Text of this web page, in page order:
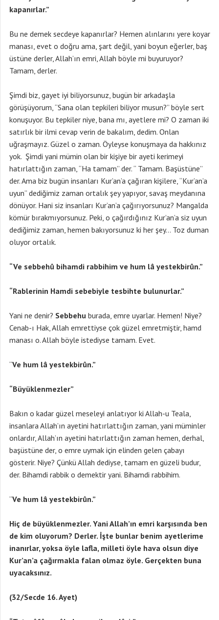
kapanırlar.”
Bu ne demek secdeye kapanırlar? Hemen alınlarını yere koyar
manası, evet o doğru ama, şart değil, yani boyun eğerler, baş
üstüne derler, Allah’ın emri, Allah böyle mi buyuruyor?
Tamam, derler.
Şimdi biz, gayet iyi biliyorsunuz, bugün bir arkadaşla
görüşüyorum, “Sana olan tepkileri biliyor musun?” böyle sert
konuşuyor. Bu tepkiler niye, bana mı, ayetlere mi? O zaman iki
satırlık bir ilmi cevap verin de bakalım, dedim. Onlan
uğraşmayız. Güzel o zaman. Öyleyse konuşmaya da hakkınız
yok. Şimdi yani mümin olan bir kişiye bir ayeti kerimeyi
hatırlattığın zaman, “Ha tamam” der. “ Tamam. Başüstüne”
der. Ama biz bugün insanları Kur’an’a çağıran kişilere, “Kur’an’a
uyun” dediğimiz zaman ortalık şey yapıyor, savaş meydanına
dönüyor. Hani siz insanları Kur’an’a çağırıyorsunuz? Mangalda
kömür bırakmıyorsunuz. Peki, o çağırdığınız Kur’an’a siz uyun
dediğimiz zaman, hemen bakıyorsunuz ki her şey… Toz duman
oluyor ortalık.
“Ve sebbehû bihamdi rabbihim ve hum lâ yestekbirûn.”
“Rablerinin Hamdi sebebiyle tesbihte bulunurlar.”
Yani ne denir? Sebbehu burada, emre uyarlar. Hemen! Niye?
Cenab-ı Hak, Allah emrettiyse çok güzel emretmiştir, hamd
manası o. Allah böyle istediyse tamam. Evet.
“Ve hum lâ yestekbirûn.”
“Büyüklenmezler”
Bakın o kadar güzel meseleyi anlatıyor ki Allah-u Teala,
insanlara Allah’ın ayetini hatırlattığın zaman, yani müminler
onlardır, Allah’ın ayetini hatırlattığın zaman hemen, derhal,
başüstüne der, o emre uymak için elinden gelen çabayı
gösterir. Niye? Çünkü Allah dediyse, tamam en güzeli budur,
der. Bihamdi rabbik o demektir yani. Bihamdi rabbihim.
“Ve hum lâ yestekbirûn.”
Hiç de büyüklenmezler. Yani Allah’ın emri karşısında ben
de kim oluyorum? Derler. İşte bunlar benim ayetlerime
inanırlar, yoksa öyle lafla, milleti öyle hava olsun diye
Kur’an’a çağırmakla falan olmaz öyle. Gerçekten buna
uyacaksınız.
(32/Secde 16. Ayet)